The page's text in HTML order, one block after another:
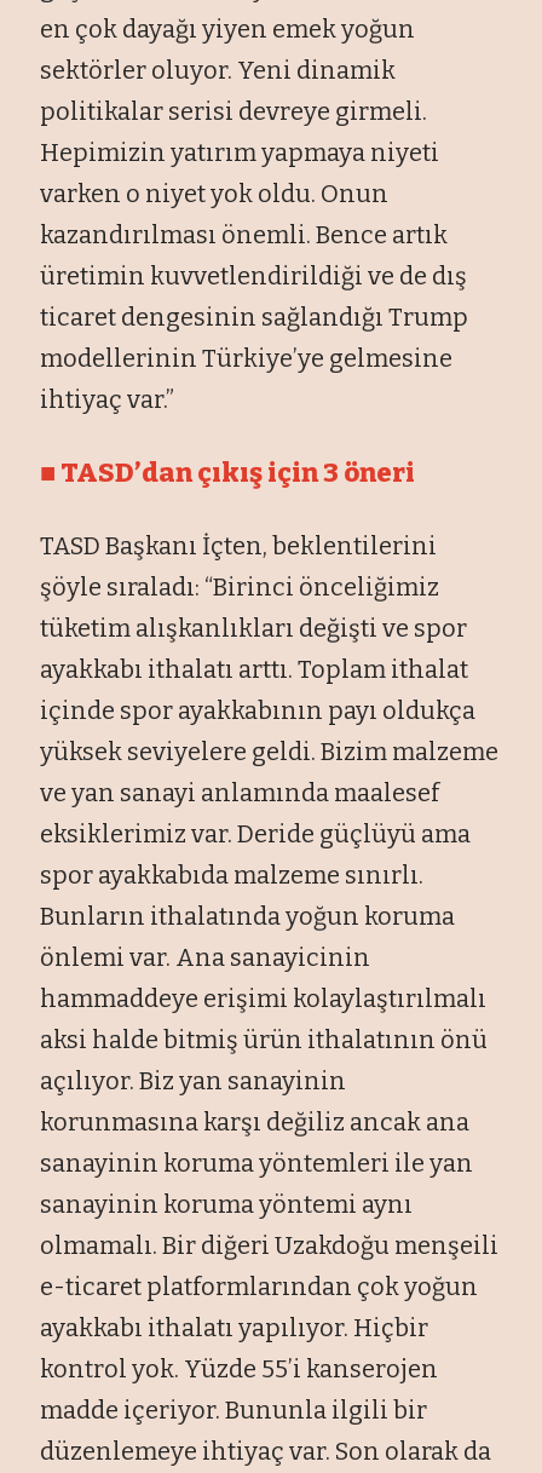
en çok dayağı yiyen emek yoğun
sektörler oluyor. Yeni dinamik
politikalar serisi devreye girmeli.
Hepimizin yatırım yapmaya niyeti
varken o niyet yok oldu. Onun
kazandırılması önemli. Bence artık
üretimin kuvvetlendirildiği ve de dış
ticaret dengesinin sağlandığı Trump
modellerinin Türkiye’ye gelmesine
ihtiyaç var.”
■ TASD’dan çıkış için 3 öneri
TASD Başkanı İçten, beklentilerini
şöyle sıraladı: “Birinci önceliğimiz
tüketim alışkanlıkları değişti ve spor
ayakkabı ithalatı arttı. Toplam ithalat
içinde spor ayakkabının payı oldukça
yüksek seviyelere geldi. Bizim malzeme
ve yan sanayi anlamında maalesef
eksiklerimiz var. Deride güçlüyü ama
spor ayakkabıda malzeme sınırlı.
Bunların ithalatında yoğun koruma
önlemi var. Ana sanayicinin
hammaddeye erişimi kolaylaştırılmalı
aksi halde bitmiş ürün ithalatının önü
açılıyor. Biz yan sanayinin
korunmasına karşı değiliz ancak ana
sanayinin koruma yöntemleri ile yan
sanayinin koruma yöntemi aynı
olmamalı. Bir diğeri Uzakdoğu menşeili
e-ticaret platformlarından çok yoğun
ayakkabı ithalatı yapılıyor. Hiçbir
kontrol yok. Yüzde 55’i kanserojen
madde içeriyor. Bununla ilgili bir
düzenlemeye ihtiyaç var. Son olarak da